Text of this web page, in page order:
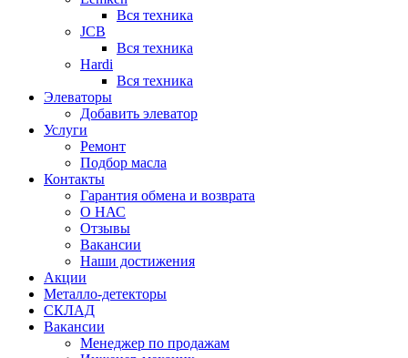
Вся техника
JCB
Вся техника
Hardi
Вся техника
Элеваторы
Добавить элеватор
Услуги
Ремонт
Подбор масла
Контакты
Гарантия обмена и возврата
О НАС
Отзывы
Вакансии
Наши достижения
Акции
Металло-детекторы
СКЛАД
Вакансии
Менеджер по продажам